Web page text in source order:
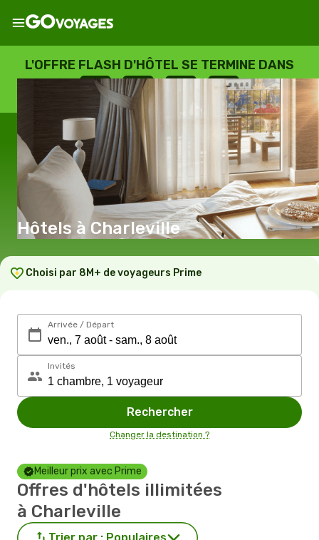
L'OFFRE FLASH D'HÔTEL SE TERMINE DANS
--
JOURS
: --
HEURES
: --
SECONDES
Hôtels à Charleville
Choisi par 8M+ de voyageurs Prime
Arrivée / Départ
Invités
Rechercher
Changer la destination ?
Meilleur prix avec Prime
Offres d'hôtels illimitées
à Charleville